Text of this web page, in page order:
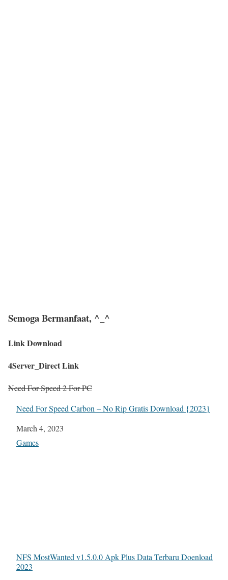
Semoga Bermanfaat, ^_^
Link Download
4Server_Direct Link
Need For Speed 2 For PC
Need For Speed Carbon – No Rip Gratis Download {2023}
Date
March 4, 2023
In relation to
Games
NFS MostWanted v1.5.0.0 Apk Plus Data Terbaru Doenload
2023